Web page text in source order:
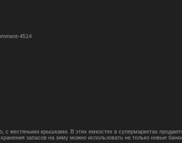
4514
с жестяными крышками. В этих емкостях в супермаркетах
запасов на зиму можно использовать не только новые